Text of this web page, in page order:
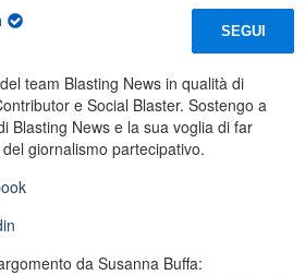
SEGUI
team Blasting News in qualità di
e Social Blaster. Sostengo a
Blasting News e la sua voglia di far
giornalismo partecipativo.
da Susanna Buffa: